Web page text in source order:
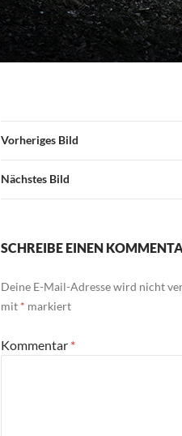
Vorheriges Bild
Nächstes Bild
SCHREIBE EINEN
Deine E-Mail-Adresse wird nicht
mit * markiert
Kommentar *